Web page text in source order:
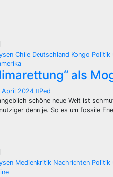
Chile Deutschland Kongo Politik
als
April 2024
Ped
schöne neue Welt ist
denn je. So es um fossile
Medienkritik Nachrichten Politik